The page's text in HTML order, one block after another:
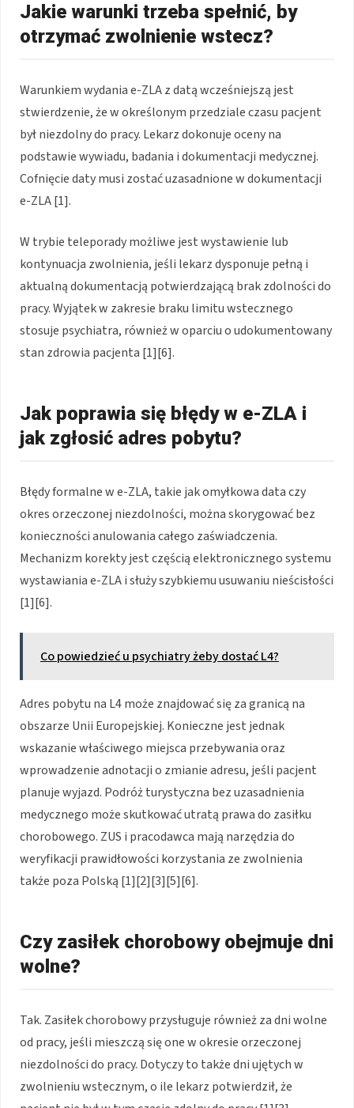
Jakie warunki trzeba spełnić, by
otrzymać zwolnienie wstecz?
Warunkiem wydania e-ZLA z datą wcześniejszą jest
stwierdzenie, że w określonym przedziale czasu pacjent
był niezdolny do pracy. Lekarz dokonuje oceny na
podstawie wywiadu, badania i dokumentacji medycznej.
Cofnięcie daty musi zostać uzasadnione w dokumentacji
e-ZLA [1].
W trybie teleporady możliwe jest wystawienie lub
kontynuacja zwolnienia, jeśli lekarz dysponuje pełną i
aktualną dokumentacją potwierdzającą brak zdolności do
pracy. Wyjątek w zakresie braku limitu wstecznego
stosuje psychiatra, również w oparciu o udokumentowany
stan zdrowia pacjenta [1][6].
Jak poprawia się błędy w e-ZLA i
jak zgłosić adres pobytu?
Błędy formalne w e-ZLA, takie jak omyłkowa data czy
okres orzeczonej niezdolności, można skorygować bez
konieczności anulowania całego zaświadczenia.
Mechanizm korekty jest częścią elektronicznego systemu
wystawiania e-ZLA i służy szybkiemu usuwaniu nieścisłości
[1][6].
Co powiedzieć u psychiatry żeby dostać L4?
Adres pobytu na L4 może znajdować się za granicą na
obszarze Unii Europejskiej. Konieczne jest jednak
wskazanie właściwego miejsca przebywania oraz
wprowadzenie adnotacji o zmianie adresu, jeśli pacjent
planuje wyjazd. Podróż turystyczna bez uzasadnienia
medycznego może skutkować utratą prawa do zasiłku
chorobowego. ZUS i pracodawca mają narzędzia do
weryfikacji prawidłowości korzystania ze zwolnienia
także poza Polską [1][2][3][5][6].
Czy zasiłek chorobowy obejmuje dni
wolne?
Tak. Zasiłek chorobowy przysługuje również za dni wolne
od pracy, jeśli mieszczą się one w okresie orzeczonej
niezdolności do pracy. Dotyczy to także dni ujętych w
zwolnieniu wstecznym, o ile lekarz potwierdził, że